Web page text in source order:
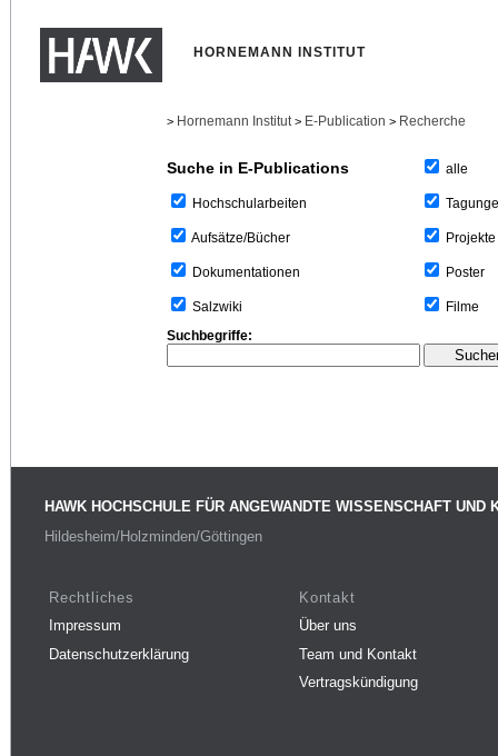
HORNEMANN INSTITUT
> Hornemann Institut > E-Publication > Recherche
Suche in E-Publications
Hochschularbeiten
Aufsätze/Bücher
Dokumentationen
Salzwiki
alle
Projekte
Poster
Filme
Suchbegriffe:
HAWK HOCHSCHULE FÜR ANGEWANDTE WISSENSCHAFT UND
Hildesheim/Holzminden/Göttingen
Rechtliches
Impressum
Datenschutzerklärung
Kontakt
Über uns
Team und Kontakt
Vertragskündigung